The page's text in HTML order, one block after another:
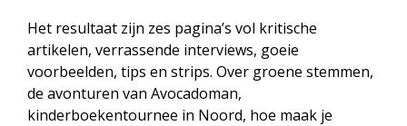
Het resultaat zijn zes pagina’s vol kritische
artikelen, verrassende interviews, goeie
voorbeelden, tips en strips. Over groene stemmen,
de avonturen van Avocadoman,
kinderboekentournee in Noord, hoe maak je